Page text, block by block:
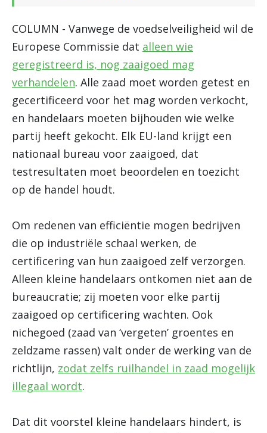
COLUMN - Vanwege de voedselveiligheid wil de
Europese Commissie dat alleen wie
geregistreerd is, nog zaaigoed mag
verhandelen. Alle zaad moet worden getest en
gecertificeerd voor het mag worden verkocht,
en handelaars moeten bijhouden wie welke
partij heeft gekocht. Elk EU-land krijgt een
nationaal bureau voor zaaigoed, dat
testresultaten moet beoordelen en toezicht
op de handel houdt.
Om redenen van efficiëntie mogen bedrijven
die op industriële schaal werken, de
certificering van hun zaaigoed zelf verzorgen.
Alleen kleine handelaars ontkomen niet aan de
bureaucratie; zij moeten voor elke partij
zaaigoed op certificering wachten. Ook
nichegoed (zaad van ‘vergeten’ groentes en
zeldzame rassen) valt onder de werking van de
richtlijn, zodat zelfs ruilhandel in zaad mogelijk
illegaal wordt.
Dat dit voorstel kleine handelaars hindert, is